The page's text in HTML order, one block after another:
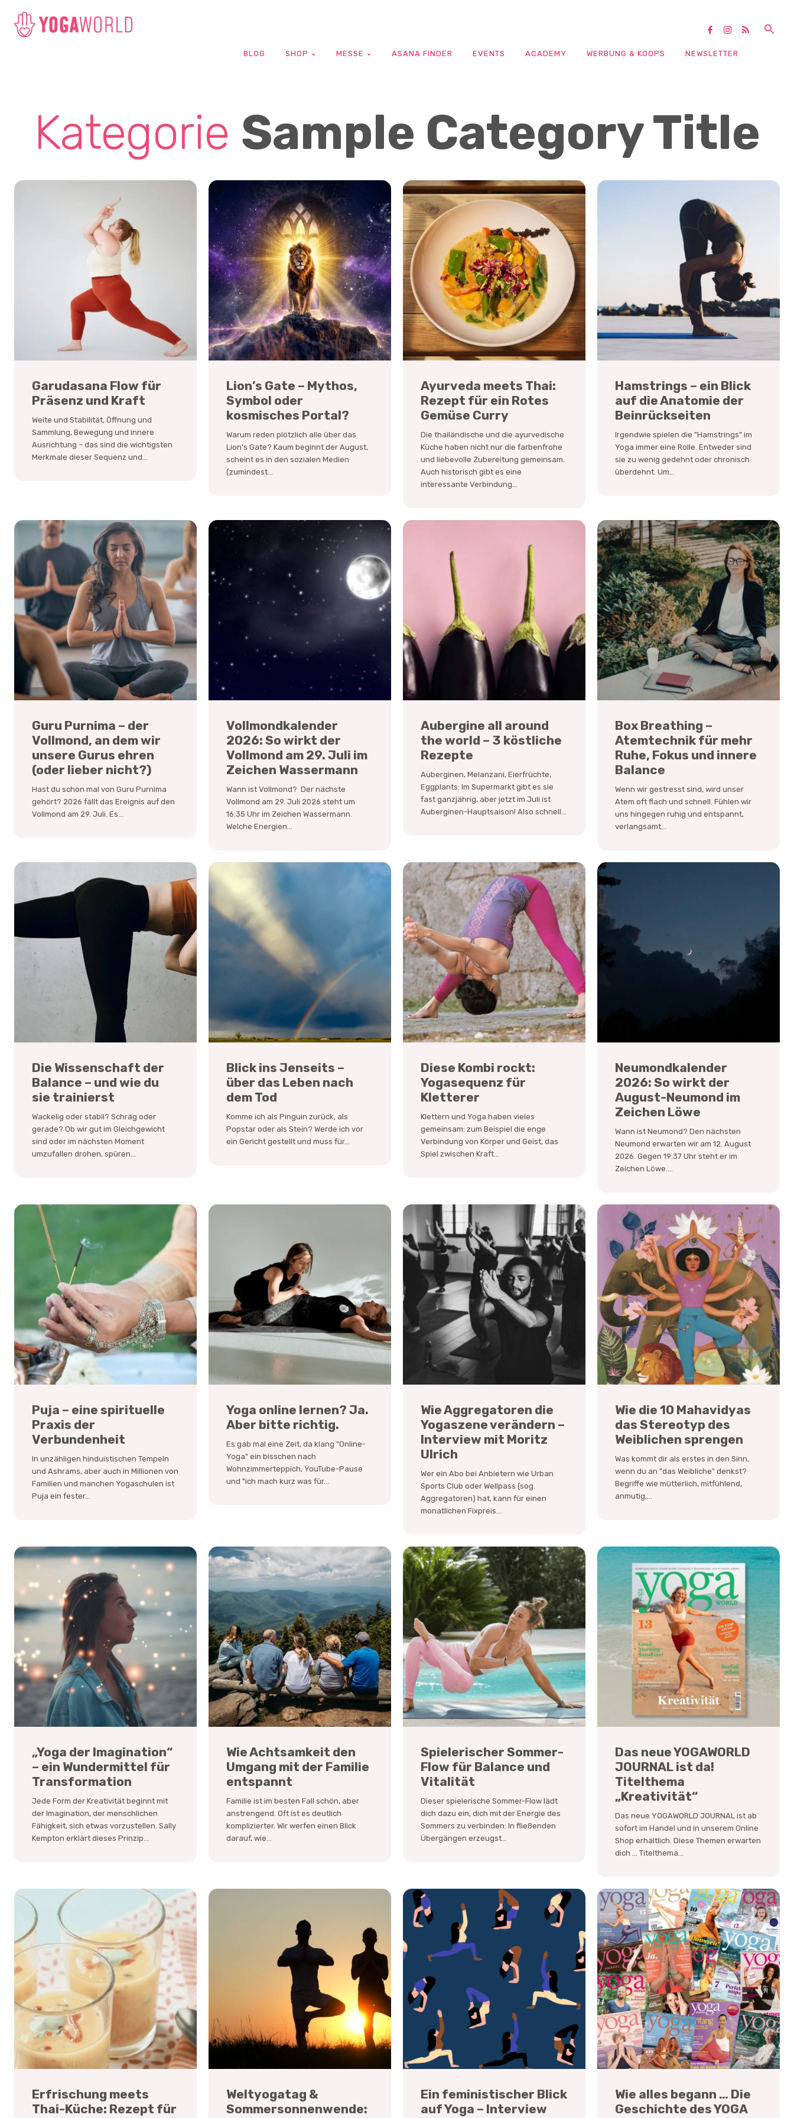
BLOG SHOP MESSE ASANA FINDER EVENTS ACADEMY WERBUNG & KOOPS NEWSLETTER
Kategorie Sample Category Title
Garudasana Flow für
Präsenz und Kraft
Weite und Stabilität, Öffnung und
Sammlung, Bewegung und innere
Ausrichtung – das sind die wichtigsten
Merkmale dieser Sequenz und...
Lion’s Gate – Mythos,
Symbol oder
kosmisches Portal?
Warum reden plötzlich alle über das
Lion's Gate? Kaum beginnt der August,
scheint es in den sozialen Medien
(zumindest...
Ayurveda meets Thai:
Rezept für ein Rotes
Gemüse Curry
Die thailändische und die ayurvedische
Küche haben nicht nur die farbenfrohe
und liebevolle Zubereitung gemeinsam.
Auch historisch gibt es eine
interessante Verbindung...
Hamstrings – ein Blick
auf die Anatomie der
Beinrückseiten
Irgendwie spielen die "Hamstrings" im
Yoga immer eine Rolle. Entweder sind
sie zu wenig gedehnt oder chronisch
überdehnt. Um...
Guru Purnima – der
Vollmond, an dem wir
unsere Gurus ehren
(oder lieber nicht?)
Hast du schon mal von Guru Purnima
gehört? 2026 fällt das Ereignis auf den
Vollmond am 29. Juli. Es...
Vollmondkalender
2026: So wirkt der
Vollmond am 29. Juli im
Zeichen Wassermann
Wann ist Vollmond? Der nächste
Vollmond am 29. Juli 2026 steht um
16:35 Uhr im Zeichen Wassermann.
Welche Energien...
Aubergine all around
the world – 3 köstliche
Rezepte
Auberginen, Melanzani, Eierfrüchte,
Eggplants: Im Supermarkt gibt es sie
fast ganzjährig, aber jetzt im Juli ist
Auberginen-Hauptsaison! Also schnell...
Box Breathing –
Atemtechnik für mehr
Ruhe, Fokus und innere
Balance
Wenn wir gestresst sind, wird unser
Atem oft flach und schnell. Fühlen wir
uns hingegen ruhig und entspannt,
verlangsamt...
Die Wissenschaft der
Balance – und wie du
sie trainierst
Wackelig oder stabil? Schräg oder
gerade? Ob wir gut im Gleichgewicht
sind oder im nächsten Moment
umzufallen drohen, spüren...
Blick ins Jenseits –
über das Leben nach
dem Tod
Komme ich als Pinguin zurück, als
Popstar oder als Stein? Werde ich vor
ein Gericht gestellt und muss für...
Diese Kombi rockt:
Yogasequenz für
Kletterer
Klettern und Yoga haben vieles
gemeinsam: zum Beispiel die enge
Verbindung von Körper und Geist, das
Spiel zwischen Kraft...
Neumondkalender
2026: So wirkt der
August-Neumond im
Zeichen Löwe
Wann ist Neumond? Den nächsten
Neumond erwarten wir am 12. August
2026. Gegen 19:37 Uhr steht er im
Zeichen Löwe....
Puja – eine spirituelle
Praxis der
Verbundenheit
In unzähligen hinduistischen Tempeln
und Ashrams, aber auch in Millionen von
Familien und manchen Yogaschulen ist
Puja ein fester...
Yoga online lernen? Ja.
Aber bitte richtig.
Es gab mal eine Zeit, da klang "Online-
Yoga" ein bisschen nach
Wohnzimmerteppich, YouTube-Pause
und "ich mach kurz was für...
Wie Aggregatoren die
Yogaszene verändern –
Interview mit Moritz
Ulrich
Wer ein Abo bei Anbietern wie Urban
Sports Club oder Wellpass (sog.
Aggregatoren) hat, kann für einen
monatlichen Fixpreis...
Wie die 10 Mahavidyas
das Stereotyp des
Weiblichen sprengen
Was kommt dir als erstes in den Sinn,
wenn du an "das Weibliche" denkst?
Begriffe wie mütterlich, mitfühlend,
anmutig,...
„Yoga der Imagination“
– ein Wundermittel für
Transformation
Jede Form der Kreativität beginnt mit
der Imagination, der menschlichen
Fähigkeit, sich etwas vorzustellen. Sally
Kempton erklärt dieses Prinzip...
Wie Achtsamkeit den
Umgang mit der Familie
entspannt
Familie ist im besten Fall schön, aber
anstrengend. Oft ist es deutlich
komplizierter. Wir werfen einen Blick
darauf, wie...
Spielerischer Sommer-
Flow für Balance und
Vitalität
Dieser spielerische Sommer-Flow lädt
dich dazu ein, dich mit der Energie des
Sommers zu verbinden: In fließenden
Übergängen erzeugst...
Das neue YOGAWORLD
JOURNAL ist da!
Titelthema
„Kreativität“
Das neue YOGAWORLD JOURNAL ist ab
sofort im Handel und in unserem Online
Shop erhältlich. Diese Themen erwarten
dich ... Titelthema...
Erfrischung meets
Thai-Küche: Rezept für
Weltyogatag &
Sommersonnenwende:
Ein feministischer Blick
auf Yoga – Interview
Wie alles begann … Die
Geschichte des YOGA